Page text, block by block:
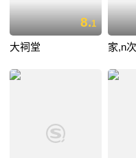
8.1
大祠堂 家,n